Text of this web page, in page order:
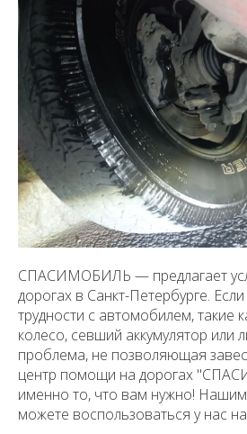
СПАСИМОБИЛЬ — предлагает
дорогах в Санкт-Петербурге.
трудности с автомобилем, такие
колесо, севший аккумулятор или
проблема, не позволяющая
центр помощи на дорогах
именно то, что вам нужно!
можете воспользоваться у нас